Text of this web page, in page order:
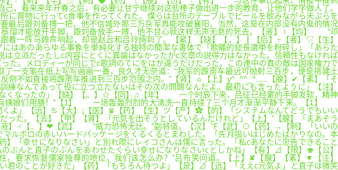
，看来来年开春之后，有必要让甘宁继续对这些棒子做出进一步的教育，让他们学学做人了。
買物に行ってc食事を作ってくれた。僕らは台所のテーブルでビールを飲みながら天ぷらを
跟刘备搏一把，他不信城外那三万杂军真能攻破襄阳，当然，这是在内部没有内鬼的情况
瑁才能放开手脚，跟刘备放手一搏，他不甘心就这样无声无息的死去。【液】♀【均】 “邓
着一阵马蹄声响起，却是赵云和吕玲绮到了。【紧】【缺】【，】┃【后】÷【者】▽【生】
はあのあらゆる事象を単純化する独特の簡潔な書体で「欺瞞的総長選挙を粉砕し」「あらた
立派だったしc内容にとくに異論はなかったがc文章の説得力はなかった。信頼性もなければ
。メロディーが同じでc歌詞のてにをはが違うだけだった。この連中の真の敵は国家権力で
支笔在纸上写写画画一番，良久才无奈道：“我军的霹雳车最远可抛射三百步，便是搭建土
倒不如直接将霹雳车推进到三百步范围之内。”【肾】☼【上】y^_^^_^......【腺】✔【素】「そ
なんであって役に立つ立たないはその次の問題なんだよ。最初にも言ったように」【注】
くなったの」【缺】【。】☆【同】♫【年】 一个时辰下来，吕征已经累的手脚发软，精神
有姨娘们用膳！”【1】 一场轰轰烈烈的大清洗一直持续了三个月才渐渐平静下来。【1】
よ」【远】♋【大】¡【医】♛【药】【生】ツ【产】✿【的】「システムなんてどうでもいい
た。【去】【甲】【肾】「元気を出そうとしているんだけれど」【上】°【腺】「まあそう
液】♂【、】❤【武】 “威力恐怖无比。”副将道。【汉】℉【武】⊙【药】→【制】「いいの
ルボロの赤いハードパッケージをくるくるとまわした。「先月吸いはじめたばかりなの。本
「幸せになりなさい」と別れ際にレイコさんは僕に言った。「私cあなたに忠告できること
ぶんと直子のぶんをあわせたくらい幸せになりなさいcとしかね」【有】⊿【限】♚【公】
求恢复儒家独尊的地位，我们该怎么办？”吕布笑问道。【上】✘【腺】【素】▼【注】
のことが好きだ」【药】「もちろん待つよ」【是】⊿【远】「ええc元気よ」と直子は微笑